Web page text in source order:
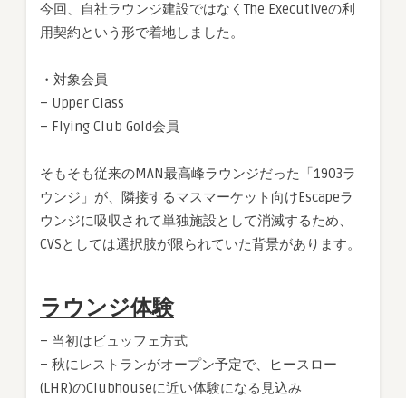
今回、自社ラウンジ建設ではなくThe Executiveの利
用契約という形で着地しました。
・対象会員
– Upper Class
– Flying Club Gold会員
そもそも従来のMAN最高峰ラウンジだった「1903ラ
ウンジ」が、隣接するマスマーケット向けEscapeラ
ウンジに吸収されて単独施設として消滅するため、
CVSとしては選択肢が限られていた背景があります。
ラウンジ体験
– 当初はビュッフェ方式
– 秋にレストランがオープン予定で、ヒースロー
(LHR)のClubhouseに近い体験になる見込み